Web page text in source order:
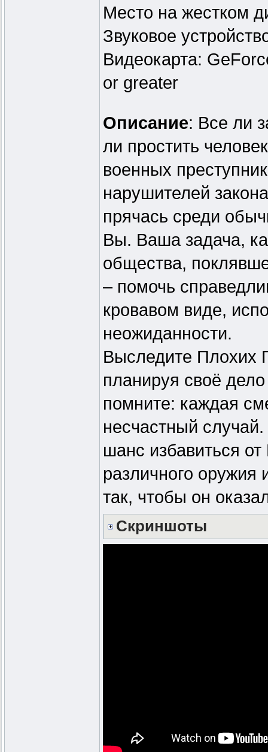
Место на жестком
Звуковое
Видеокарта:
or greater
Описание: Все ли
ли простить
военных
нарушителей
прячась среди
Вы. Ваша задача,
общества,
– помочь
кровавом виде,
неожиданности.
Выследите Плохих
планируя своё
помните: каждая
несчастный
шанс избавиться
различного оружия
так, чтобы он
Скриншоты